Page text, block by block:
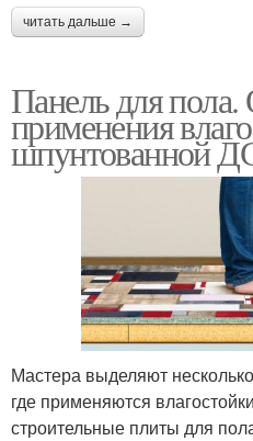
читать дальше →
Панель для пола.
применения
шпунтованной
Мастера выделяют
где применяются
строительные плиты для